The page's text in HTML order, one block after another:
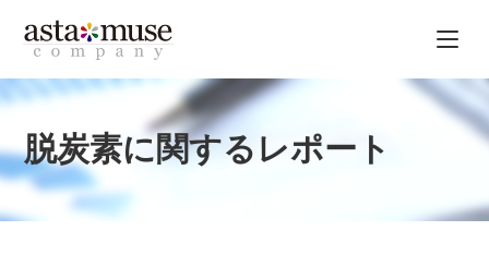
脱炭素に関するレポート